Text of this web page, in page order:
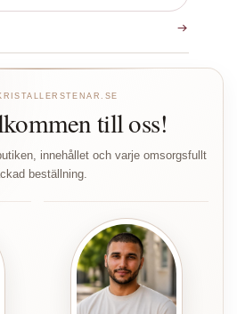
till oss!
innehållet och varje omsorgsfullt
beställning.